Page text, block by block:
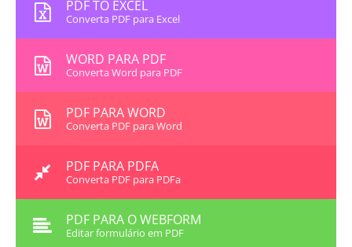
PDF TO EXCEL
Converta PDF para Excel
WORD PARA PDF
Converta Word para PDF
PDF PARA WORD
Converta PDF para Word
PDF PARA PDFA
Converta PDF para PDFa
PDF PARA O WEBFORM
Editar formulário em PDF